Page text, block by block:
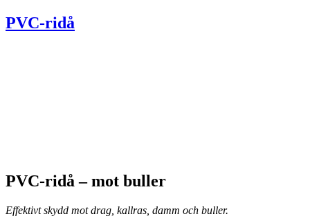
PVC-ridå
PVC-ridå – mot buller
Effektivt skydd mot drag, kallras, damm och buller.